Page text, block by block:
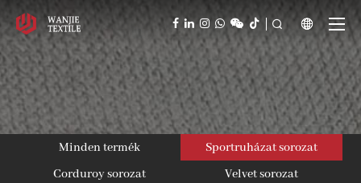
  
Minden termék
Sportruházat sorozat
Corduroy sorozat
Velvet sorozat